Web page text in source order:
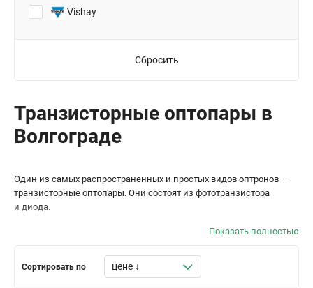
Vishay
Сбросить
Транзисторные оптопары в
Волгограде
Один из самых распространенных и простых видов оптронов —
транзисторные оптопары. Они состоят из фототранзистора
и диода.
Товар широко используются для развязки земляной петли
сигналов, в цепях обратной связи изолированных источников
Показать полностью
Сортировать по